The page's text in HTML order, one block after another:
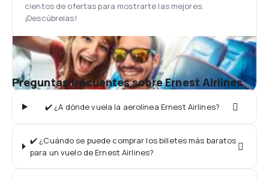
cientos de ofertas para mostrarte las mejores.
¡Descúbrelas!
Preguntas frecuentes sobre Ernest Airlines
✔️ ¿A dónde vuela la aerolínea Ernest Airlines?
✔️ ¿Cuándo se puede comprar los billetes más baratos
para un vuelo de Ernest Airlines?